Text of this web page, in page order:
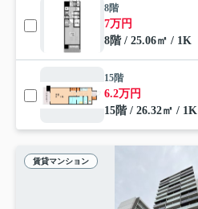
8階
7万円
8階 / 25.06㎡ / 1K
15階
6.2万円
15階 / 26.32㎡ / 1K
賃貸マンション